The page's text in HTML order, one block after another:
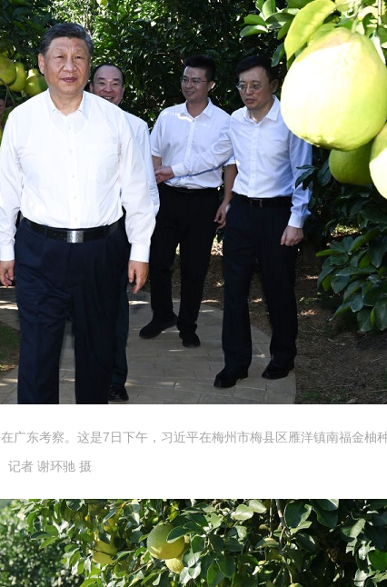
广东考察。这是7日下午，习近平在梅州市梅县区雁洋镇南福金柚
记者 谢环驰 摄